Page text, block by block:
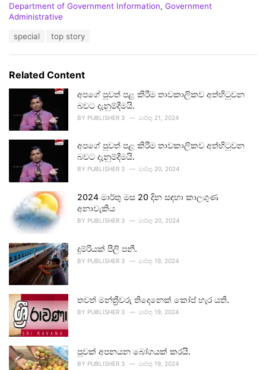
C
a
r
i
e
Department of Government Information, Government
Administrative
:
special top story
Related Content
අපගේ පුවත් පළ කිරීම තාවකාලිකව අත්හිටුවන
බවට දැනුම්දීමයි.
BY PUBLISHER 3 මාර්තු 21, 2024
අපගේ පුවත් පළ කිරීම තාවකාලිකව අත්හිටුවන
බවට දැනුම්දීමයි.
BY PUBLISHER 3 මාර්තු 20, 2024
2024 මාර්තු මස 20 දින සඳහා කාලගුණ
අනාවැකිය
BY PUBLISHER 3 මාර්තු 20, 2024
දුම්රියක් පීලි පනී.
BY PUBLISHER 3 මාර්තු 19, 2024
තවත් මන්ත්‍රීවරු තිදෙනෙක් කෝප් හැර යති.
BY PUBLISHER 3 මාර්තු 19, 2024
පුවක් අපනයන බෝගයක් කරයි.
BY PUBLISHER 3 මාර්තු 19, 2024